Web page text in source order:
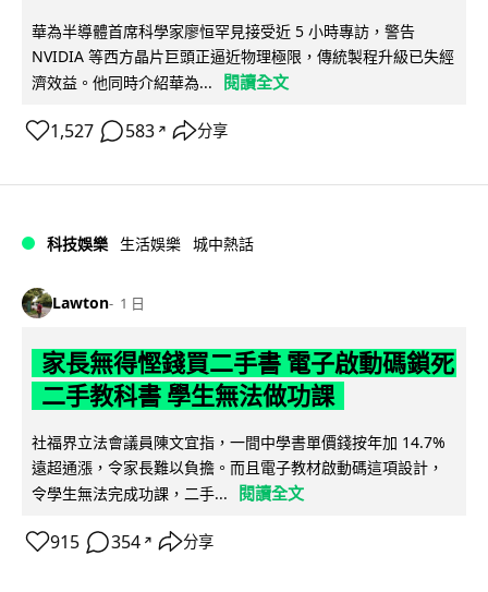
華為半導體首席科學家廖恒罕見接受近 5 小時專訪，警告
NVIDIA 等西方晶片巨頭正逼近物理極限，傳統製程升級已失經
濟效益。他同時介紹華為...
閱讀全文
1,527 583 ↗ 分享
科技娛樂 生活娛樂 城中熱話
Lawton 1 日
家長無得慳錢買二手書 電子啟動碼鎖死
二手教科書 學生無法做功課
社福界立法會議員陳文宜指，一間中學書單價錢按年加 14.7%
遠超通漲，令家長難以負擔。而且電子教材啟動碼這項設計，
令學生無法完成功課，二手...
閱讀全文
915 354 ↗ 分享